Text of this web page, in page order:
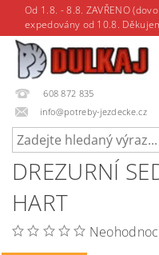
Od 1.8. - 8.8. ZAVŘENO
expedovány od 10.8.
608 872 835
info@potreby-jezdecke.cz
DREZURNÍ
HART